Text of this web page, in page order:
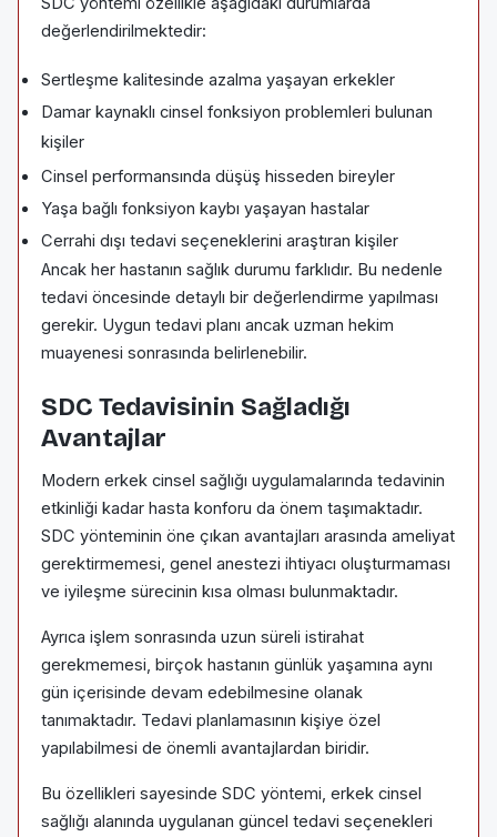
değerlendirilmektedir:
Sertleşme kalitesinde azalma yaşayan erkekler
Damar kaynaklı cinsel fonksiyon problemleri bulunan
kişiler
Cinsel performansında düşüş hisseden bireyler
Yaşa bağlı fonksiyon kaybı yaşayan hastalar
Cerrahi dışı tedavi seçeneklerini araştıran kişiler
Ancak her hastanın sağlık durumu farklıdır. Bu nedenle
tedavi öncesinde detaylı bir değerlendirme yapılması
gerekir. Uygun tedavi planı ancak uzman hekim
muayenesi sonrasında belirlenebilir.
SDC Tedavisinin Sağladığı
Avantajlar
Modern erkek cinsel sağlığı uygulamalarında tedavinin
etkinliği kadar hasta konforu da önem taşımaktadır.
SDC yönteminin öne çıkan avantajları arasında ameliyat
gerektirmemesi, genel anestezi ihtiyacı oluşturmaması
ve iyileşme sürecinin kısa olması bulunmaktadır.
Ayrıca işlem sonrasında uzun süreli istirahat
gerekmemesi, birçok hastanın günlük yaşamına aynı
gün içerisinde devam edebilmesine olanak
tanımaktadır. Tedavi planlamasının kişiye özel
yapılabilmesi de önemli avantajlardan biridir.
Bu özellikleri sayesinde SDC yöntemi, erkek cinsel
sağlığı alanında uygulanan güncel tedavi seçenekleri